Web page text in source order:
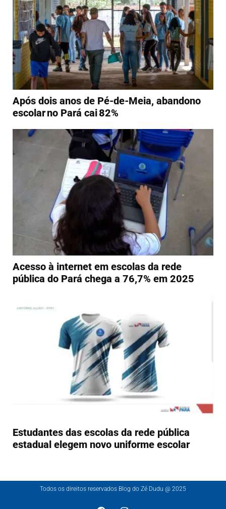
Após dois anos de Pé-de-Meia, abandono
escolar no Pará cai 82%
Acesso à internet em escolas da rede
pública do Pará chega a 76,7% em 2025
Estudantes das escolas da rede pública
estadual elegem novo uniforme escolar
Todos os direitos reservados Blog do Zé Dudu @ 2025